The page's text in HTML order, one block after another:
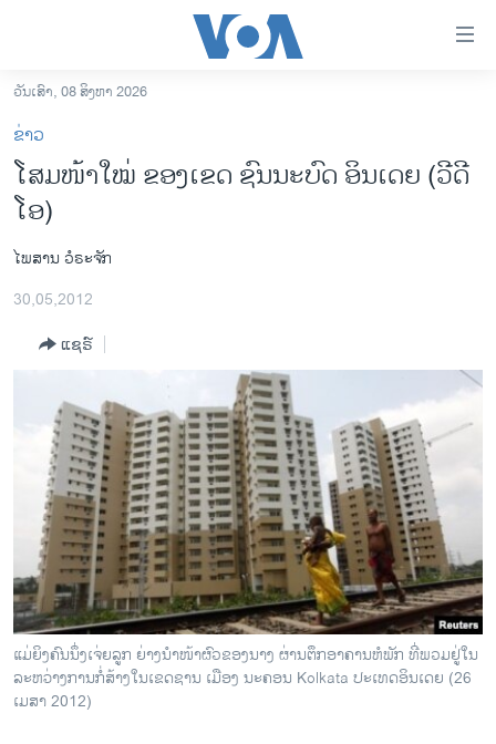
ເຂົ້າ
ຫາ
ຂ້າມ
ຂ້າມ
ຂ້າມ
ຫາ
ຊອກ
ຄົ້ນ
ລາວ
ອາເມຣິກາ
ໂລກ
ເອເຊຍ
ອິດສະຫຼະພາບດ້ານການຂ່າວ
ຊີວິດຊາວລາວ
ຊຸມຊົນຊາວລາວ
ວິທະຍາສາດ-ເທັກໂນໂລຈີ
ທຸລະກິດ
ພາສາອັງກິດ
ວີດີໂອ
ສຽງ
ລາຍການກະຈາຍສຽງ
ວັນເສົາ, 08 ສິງຫາ 2026
ຂ່າວ
ໂສມໜ້າໃໝ່ ຂອງເຂດ ຊົນນະບົດ ອິນເດຍ (ວີດີ
ໂອ)
ໄພສານ ວໍຣະຈັກ
30,05,2012
ແຊຣ໌
ແມ່ຍິງຄົນນຶ່ງເຈ່ຍລູກ ຍ່າງນຳໜ້າຜົວຂອງນາງ ຜ່ານຕຶກອາຄານຫໍພັກ ທີ່ພວມຢູ່ໃນ
ລະຫວ່າງການກໍ່ສ້າງໃນເຂດຊານ ເມືອງ ນະຄອນ Kolkata ປະເທດອິນເດຍ (26
ເມສາ 2012)